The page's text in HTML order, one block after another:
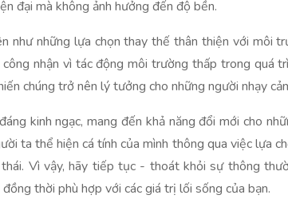
đại mà không ảnh hưởng đến độ bền.
như những lựa chọn thay thế thân thiện với môi
nhận vì tác động môi trường thấp trong quá
chúng trở nên lý tưởng cho những người nhạy
kinh ngạc, mang đến khả năng đổi mới cho
ta thể hiện cá tính của mình thông qua việc lựa
Vì vậy, hãy tiếp tục - thoát khỏi sự thông
thời phù hợp với các giá trị lối sống của bạn.